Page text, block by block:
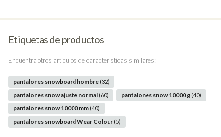
Etiquetas de productos
Encuentra otros artículos de características similares:
pantalones snowboard hombre (32)
pantalones snow ajuste normal (60) pantalones snow 10000 g (40)
pantalones snow 10000 mm (40)
pantalones snowboard Wear Colour (5)